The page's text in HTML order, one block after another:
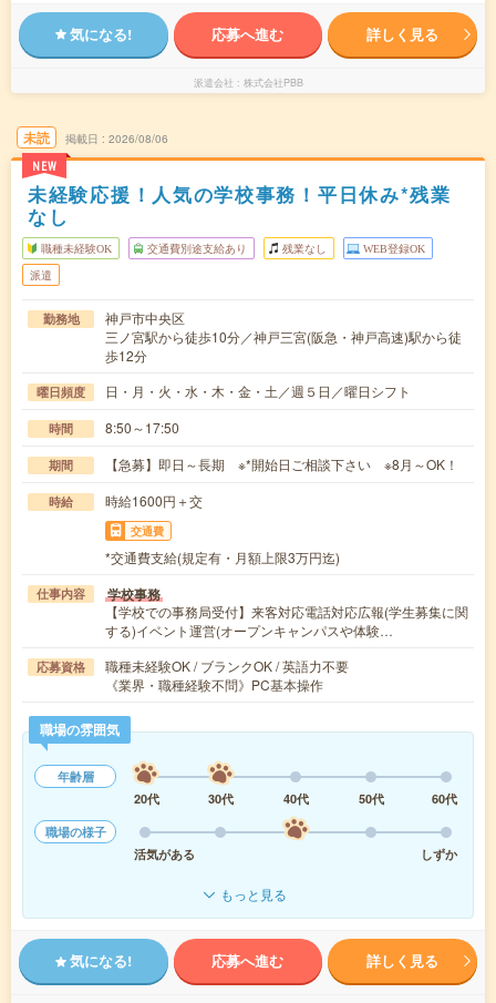
気になる! 応募へ進む 詳しく見る
派遣会社 株式会社PBB
未読
NEW
掲載日 2026/08/06
未経験応援！人気の学校事務！平日休み*残業
なし
職種未経験OK 交通費別途支給あり 残業なし WEB登録OK
派遣
勤務地
神戸市中央区
三ノ宮駅から徒歩10分／神戸三宮(阪急・神戸高速)駅から徒
歩12分
曜日頻度 日・月・火・水・木・金・土／週５日／曜日シフト
時間 8:50～17:50
期間 【急募】即日～長期 ※*開始日ご相談下さい ※8月～OK！
時給 時給1600円＋交
交通費
*交通費支給(規定有・月額上限3万円迄)
仕事内容 学校事務
【学校での事務局受付】来客対応電話対応広報(学生募集に関
する)イベント運営(オープンキャンパスや体験…
応募資格
職種未経験OK / ブランクOK / 英語力不要
《業界・職種経験不問》PC基本操作
職場の雰囲気
年齢層
20代
30代 40代 50代
60代
職場の様子
活気がある
しずか
もっと見る
気になる! 応募へ進む 詳しく見る